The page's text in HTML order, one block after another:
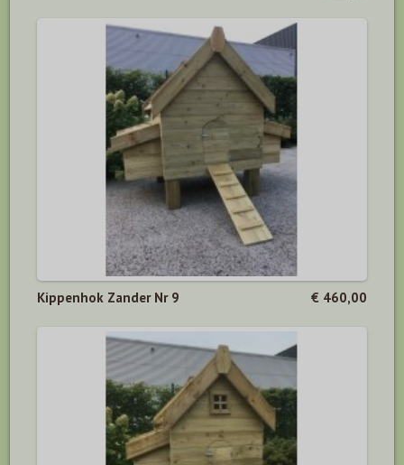
Kippenhok Zander Nr 9 € 460,00